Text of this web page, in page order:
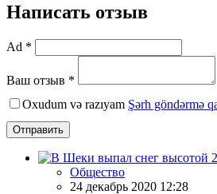
Написать отзыв
Ad *
Ваш отзыв *
Oxudum və razıyam Şərh göndərmə
Отправить
Общество
24 декабрь 2020 12:28